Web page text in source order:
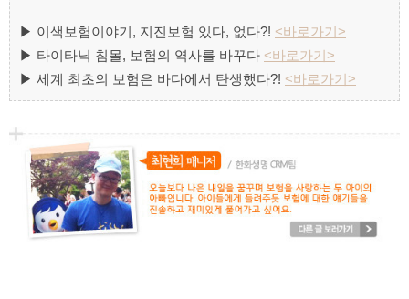
▶ 이색보험이야기, 지진보험 있다, 없다?! <바로가기>
▶ 타이타닉 침몰, 보험의 역사를 바꾸다 <바로가기>
▶ 세계 최초의 보험은 바다에서 탄생했다?! <바로가기>